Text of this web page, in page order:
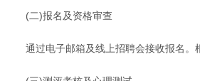
(二)报名及资格审查
通过电子邮箱及线上招聘会接收报名。